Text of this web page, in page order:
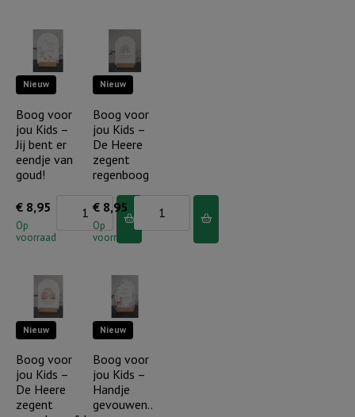
-
Jij
bent
wonderlijk
gemaakt!
aantal
Wit
Jezus
is
de
Goede
Herder
aantal
Nieuw
Boog voor
jou Kids –
Jij bent er
eendje van
goud!
€ 8,95
Op
voorraad
Jij
er
eendje
van
Nieuw
Boog voor
jou Kids –
De Heere
zegent
regenboog
€ 8,95
Op
voorraad
voor
jou
De
zegent
regenboog
Nieuw
Boog voor
jou Kids –
De Heere
zegent
Nieuw
Boog voor
jou Kids –
Handje
gevouwen..